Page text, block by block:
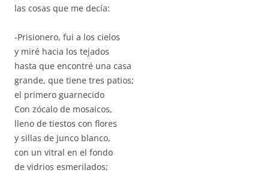
las cosas que me decía:
-Prisionero, fui a los cielos
y miré hacia los tejados
hasta que encontré una casa
grande, que tiene tres patios;
el primero guarnecido
Con zócalo de mosaicos,
lleno de tiestos con flores
y sillas de junco blanco,
con un vitral en el fondo
de vidrios esmerilados;